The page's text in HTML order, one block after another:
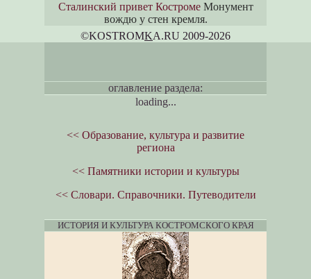
Сталинский привет КостромеМонумент
вождю у стен кремля.
©KOSTROMKA.RU 2009-2026
оглавление раздела:
loading...
<< Образование, культура и развитие
региона
<< Памятники истории и культуры
<< Словари. Справочники. Путеводители
ИСТОРИЯ И КУЛЬТУРА КОСТРОМСКОГО КРАЯ